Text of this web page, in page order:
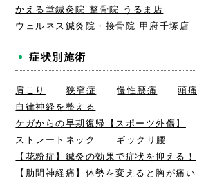
かえる堂鍼灸院 整骨院 うるま店
ウェルネス鍼灸院・接骨院 甲府千塚店
症状別施術
肩こり 狭窄症 慢性腰痛 頭痛
自律神経を整える
ケガからの早期復帰【スポーツ外傷】
ストレートネック
ギックリ腰
【花粉症】鍼灸の効果で症状を抑える！
【肋間神経痛】体勢を変えると胸が痛い